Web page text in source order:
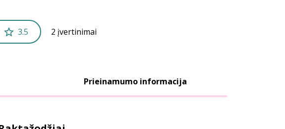
3.5 2 įvertinimai
Prieinamumo informacija